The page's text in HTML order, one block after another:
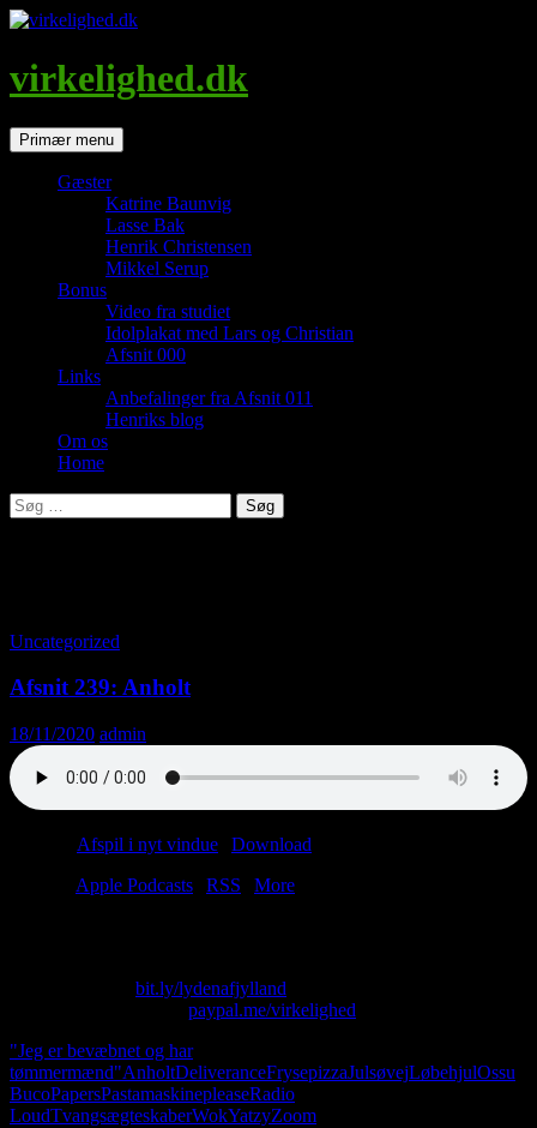
Hop
indhold
virkelighed.dk
SøgPrimær menu
Gæster
Katrine Baunvig
Lasse Bak
Henrik Christensen
Mikkel Serup
Bonus
Video fra studiet
Idolplakat med Lars og Christian
Afsnit 000
Links
Anbefalinger fra Afsnit 011
Henriks blog
Om os
Home
Søg
efter:
Uncategorized
Afsnit 239: Anholt
18/11/2020 admin
Afspil i nyt vindue Download
Apple Podcasts RSS
More
bit.ly/lydenafjylland
paypal.me/virkelighed
"Jeg er bevæbnet og har
tømmermænd"AnholtDeliveranceFrysepizzaJulsøvejLøbehjulOssu
BucoPapersPastamaskinepleaseRadio
LoudTvangsægteskaberWokYatzyZoom